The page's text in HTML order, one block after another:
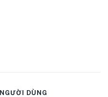
NGƯỜI DÙNG